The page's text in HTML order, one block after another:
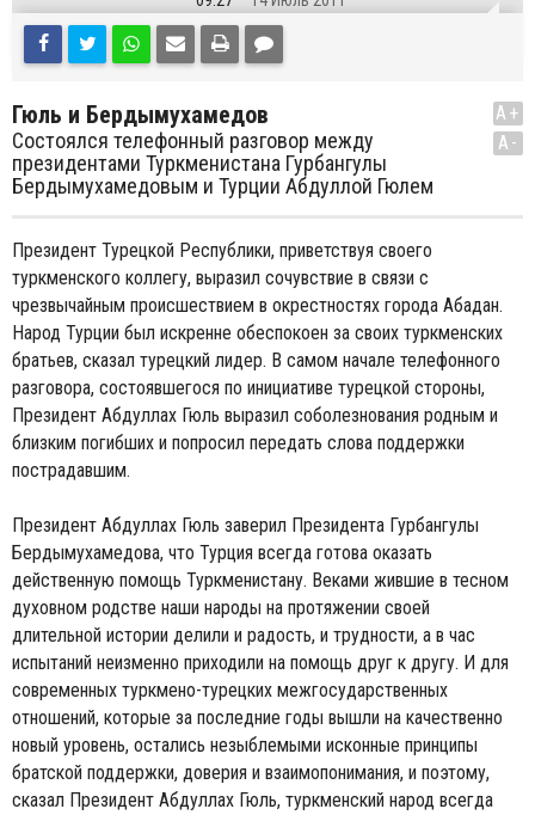
Гюль и Бердымухамедов
Состоялся телефонный разговор между
президентами Туркменистана Гурбангулы
Бердымухамедовым и Турции Абдуллой Гюлем
A+
A-
Президент Турецкой Республики, приветствуя своего
туркменского коллегу, выразил сочувствие в связи с
чрезвычайным происшествием в окрестностях города Абадан.
Народ Турции был искренне обеспокоен за своих туркменских
братьев, сказал турецкий лидер. В самом начале телефонного
разговора, состоявшегося по инициативе турецкой стороны,
Президент Абдуллаx Гюль выразил соболезнования родным и
близким погибших и попросил передать слова поддержки
пострадавшим.
Президент Абдуллаx Гюль заверил Президента Гурбангулы
Бердымухамедова, что Турция всегда готова оказать
действенную помощь Туркменистану. Веками жившие в тесном
духовном родстве наши народы на протяжении своей
длительной истории делили и радость, и трудности, а в час
испытаний неизменно приходили на помощь друг к другу. И для
современных туркмено-турецких межгосударственных
отношений, которые за последние годы вышли на качественно
новый уровень, остались незыблемыми исконные принципы
братской поддержки, доверия и взаимопонимания, и поэтому,
сказал Президент Абдуллаx Гюль, туркменский народ всегда